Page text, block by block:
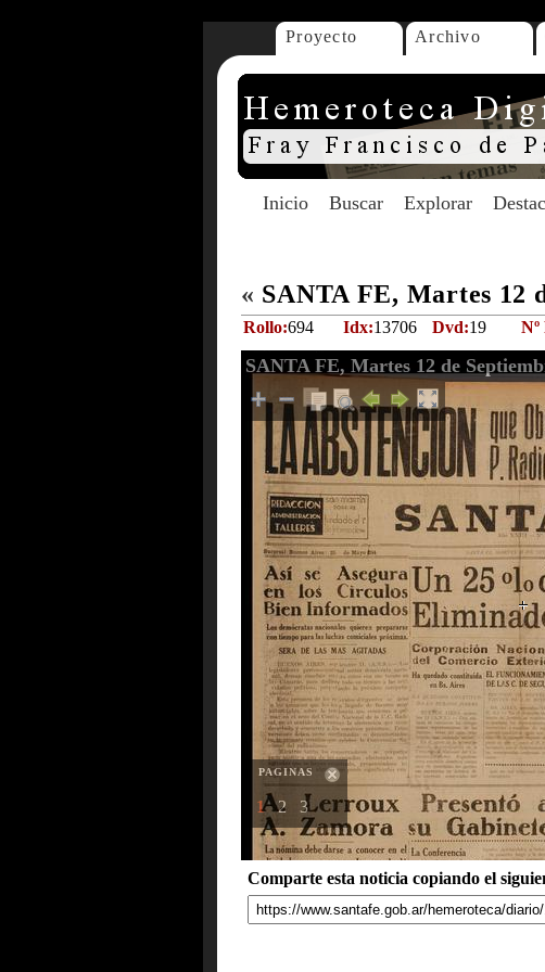
Proyecto Archivo
Inicio Buscar Explorar
« SANTA FE, Martes 12
Rollo:694 Idx:13706 Dvd:19 Nº
SANTA FE, Martes 12 de
PAGINAS
1 2 3
Comparte esta noticia copiando el